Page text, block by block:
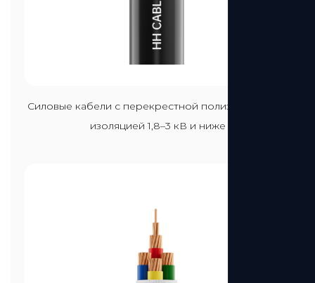
Посмотреть больше
Силовые кабели с перекрестной полиэтиленовой
изоляцией 1,8–3 кВ и ниже